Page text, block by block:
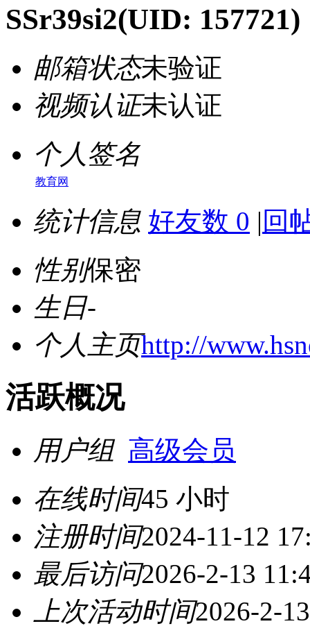
SSr39si2(UID: 157721)
邮箱状态未验证
视频认证未认证
个人签名
教育网
统计信息 好友数 0 | 回
性别保密
生日-
个人主页http://
活跃概况
用户组 高级会员
在线时间45 小时
注册时间2024-11-12
最后访问2026-2-13
上次活动时间2026-2-